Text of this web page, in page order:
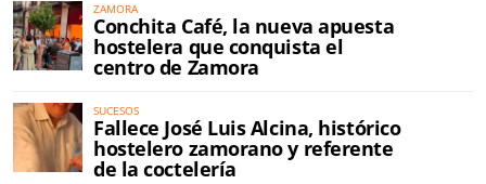
ZAMORA
Conchita Café, la nueva apuesta
hostelera que conquista el
centro de Zamora
SUCESOS
Fallece José Luis Alcina, histórico
hostelero zamorano y referente
de la coctelería